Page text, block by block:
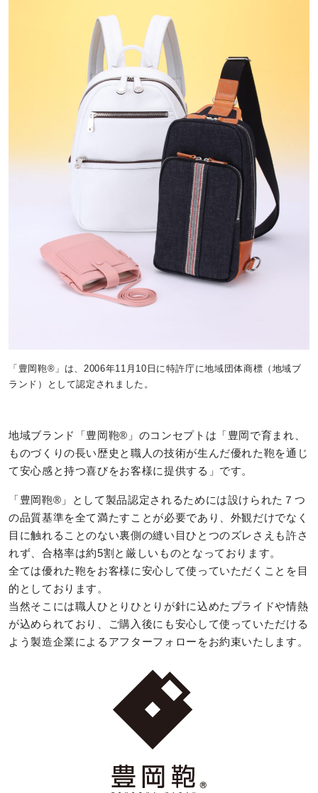
「豊岡鞄®️」は、2006年11月10日に特許庁に地域団体商標（地域ブ
ランド）として認定されました。
地域ブランド「豊岡鞄®️」のコンセプトは「豊岡で育まれ、
ものづくりの長い歴史と職人の技術が生んだ優れた鞄を通じ
て安心感と持つ喜びをお客様に提供する」です。
「豊岡鞄®️」として製品認定されるためには設けられた７つ
の品質基準を全て満たすことが必要であり、外観だけでなく
目に触れることのない裏側の縫い目ひとつのズレさえも許さ
れず、合格率は約5割と厳しいものとなっております。
全ては優れた鞄をお客様に安心して使っていただくことを目
的としております。
当然そこには職人ひとりひとりが針に込めたプライドや情熱
が込められており、ご購入後にも安心して使っていただける
よう製造企業によるアフターフォローをお約束いたします。